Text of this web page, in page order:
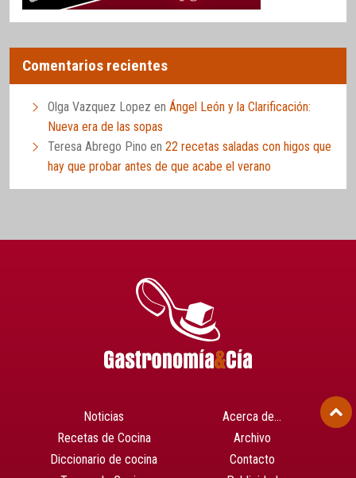
Comentarios recientes
Olga Vazquez Lopez en Ángel León y la Clarificación:
Nueva era de las sopas
Teresa Abrego Pino en 22 recetas saladas con higos que
hay que probar antes de que acabe el verano
Noticias
Recetas de Cocina
Diccionario de cocina
Acerca de…
Archivo
Contacto